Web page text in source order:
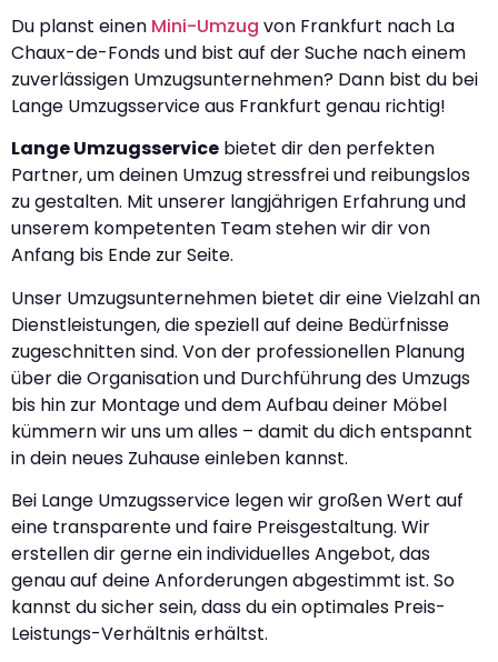
Du planst einen Mini-Umzug von Frankfurt nach La
Chaux-de-Fonds und bist auf der Suche nach einem
zuverlässigen Umzugsunternehmen? Dann bist du bei
Lange Umzugsservice aus Frankfurt genau richtig!
Lange Umzugsservice bietet dir den perfekten
Partner, um deinen Umzug stressfrei und reibungslos
zu gestalten. Mit unserer langjährigen Erfahrung und
unserem kompetenten Team stehen wir dir von
Anfang bis Ende zur Seite.
Unser Umzugsunternehmen bietet dir eine Vielzahl an
Dienstleistungen, die speziell auf deine Bedürfnisse
zugeschnitten sind. Von der professionellen Planung
über die Organisation und Durchführung des Umzugs
bis hin zur Montage und dem Aufbau deiner Möbel
kümmern wir uns um alles – damit du dich entspannt
in dein neues Zuhause einleben kannst.
Bei Lange Umzugsservice legen wir großen Wert auf
eine transparente und faire Preisgestaltung. Wir
erstellen dir gerne ein individuelles Angebot, das
genau auf deine Anforderungen abgestimmt ist. So
kannst du sicher sein, dass du ein optimales Preis-
Leistungs-Verhältnis erhältst.